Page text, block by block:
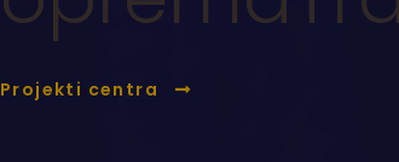
Projekti centra